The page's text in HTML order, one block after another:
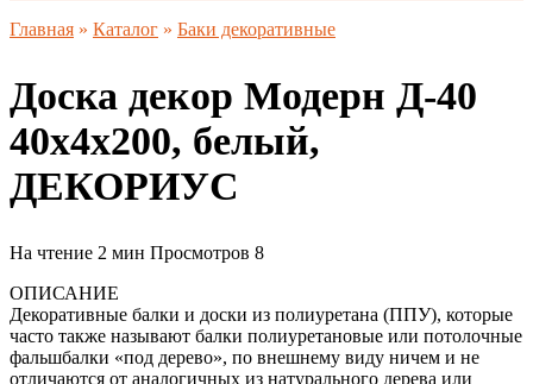
Главная » Каталог » Баки декоративные
Доска декор Модерн Д-40
40х4х200, белый,
ДЕКОРИУС
На чтение 2 мин Просмотров 8
ОПИСАНИЕ
Декоративные балки и доски из полиуретана (ППУ), которые
часто также называют балки полиуретановые или потолочные
фальшбалки «под дерево», по внешнему виду ничем и не
отличаются от аналогичных из натурального дерева или